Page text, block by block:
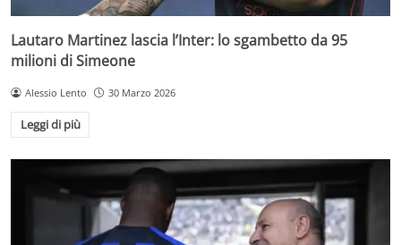
Lautaro Martinez lascia l’Inter: lo sgambetto da 95
milioni di Simeone
Alessio Lento 30 Marzo 2026
Leggi di più